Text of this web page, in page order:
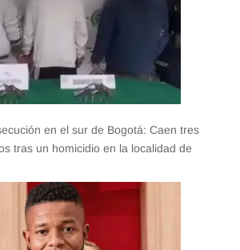
en el sur de Bogotá: Caen tres
tras un homicidio en la localidad de